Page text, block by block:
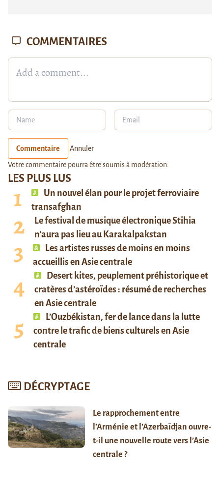
LES PLUS LUS
Un nouvel élan pour le projet ferroviaire
transafghan
Le festival de musique électronique Stihia
n’aura pas lieu au Karakalpakstan
Les artistes russes de moins en moins
accueillis en Asie centrale
Desert kites, peuplement préhistorique et
cratères d’astéroïdes : résumé de recherches
en Asie centrale
L’Ouzbékistan, fer de lance dans la lutte
contre le trafic de biens culturels en Asie
centrale
DÉCRYPTAGE
Le rapprochement entre
l’Arménie et l’Azerbaïdjan ouvre-
t-il une nouvelle route vers l’Asie
centrale ?
COMMENTAIRES
Commentaire Annuler
Votre commentaire pourra être soumis à modération.